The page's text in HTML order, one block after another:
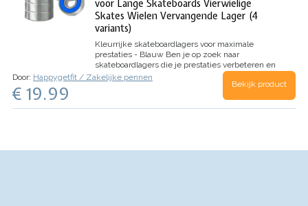
voor Lange Skateboards Vierwielige
Skates Wielen Vervangende Lager (4
variants)
Kleurrijke skateboardlagers voor maximale
prestaties - Blauw Ben je op zoek naar
skateboardlagers die je prestaties verbeteren en
langer meegaan? Onze set van 20 stuks
skateboardlagers biedt de perfecte oplossing
Door: Happygetfit / Zakelijke pennen
€ 19.99 Bekijk product